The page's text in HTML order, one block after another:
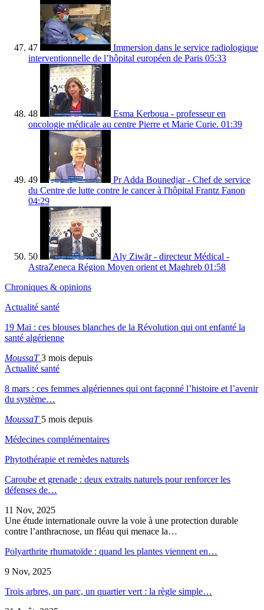
47
Immersion dans le service radiologique
interventionnelle de l’hôpital européen de Paris 05:33
48
Esma Kerboua - professeur en
oncologie médicale au centre Pierre et Marie Curie. 01:39
49
Pr Adda Bounedjar - Chef de service
du Centre de lutte contre le cancer à l'hôpital Frantz Fanon
04:29
50
Aly Ziwār - directeur Médical -
AstraZeneca Région Moyen orient et Maghreb 01:58
Chroniques & opinions
Actualité santé
19 Mai : ces blouses blanches de la Révolution qui ont enfanté la
santé algérienne
MoussaT3 mois depuis
Actualité santé
8 mars : ces femmes algériennes qui ont façonné l’histoire et l’avenir
du système…
MoussaT 5 mois depuis
Médecines complémentaires
Phytothérapie et remèdes naturels
Caroube et grenade : deux extraits naturels pour renforcer les
défenses de…
11 Nov, 2025
Une étude internationale ouvre la voie à une protection durable
contre l’anthracnose, un fléau qui menace la…
Polyarthrite rhumatoïde : quand les plantes viennent en…
9 Nov, 2025
Trois arbres, un parc, un quartier vert : la règle simple…